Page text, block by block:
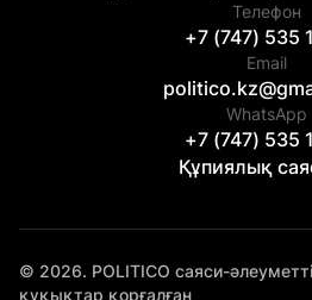
Телефон
+7 (747) 535
Email
WhatsApp
+7 (747) 535
Құпиялық
© 2026. POLITICO саяси-
құқықтар қорғалған